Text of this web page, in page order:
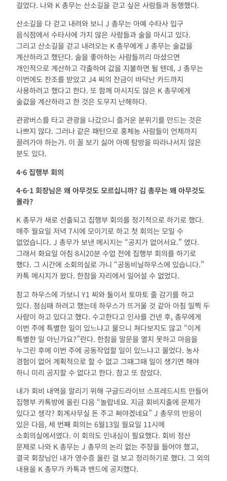
걸었다. 나와 K 총무는 산소길을 걷고 싶은 사람들과 동행했다.
산소길을 다 걷고 내려와 보니 J 총무는 아예 수타사 입구
음식점에서 수타사에 가지 않은 사람들과 술을 마시고 있다.
그리고 산소길을 걷고 내려오는 K 총무에게 J 총무는 술값을
계산하라고 했단다. 술을 좋아하는 사람들끼리 마셨으면
개인적으로 계산하고 갹출하여 값을 지불하면 될 텐데, J 총무는
이번에도 찬조를 받았고 J4 씨의 잔금이 바닥난 카드까지
사용하려고 했다고 한다. 또 함께 마시지도 않은 K 총무에게
술값을 계산하라고 한 것은 도무지 난해하다.
관광버스를 타고 관광을 나갔으니 즐거운 분위기를 만드는 것은
나쁘지 않다. 그러나 같은 패턴으로 홍체농 사람들이 언제까지
끌려가야 하는가. 이 꼴 보기 싫어 아예 탐방을 따라나서지 않은
분도 있다.
4-6 집행부 회의
4-6-1회장님은 왜 아무것도 모르십니까?김 총무는 왜 아무것도
몰라?
K 총무가 새로 선출되고 집행부 회의를 정기적으로 하기로 했다.
매주 월요일 저녁 7시에 모이기로 하고 첫 회의는 모일 수
없었습니다. J 총무가 보낸 메시지는 “공지가 없어서요.” 였다.
그래서 화요일 아침 8시20분 수업 전에 집행부 회의를 하기로
했다. 그 시간에 소회의실로 가니 “공동비닐하우스에 있습니다.”
카톡 메시지가 왔다. 한참을 자리에서 일어설 수 없었다.
참고 하우스에 가보니 Y1 씨와 둘이서 토마토 줄 감기를 하고
있다. 점심때 하려고 했는데 하우스가 뜨거울 것 같아 아침 일찍 두
사람이 하고 있다고 했다. 수고한다고 인사를 건넨 후, 총무에게
이번 주에 특별한 일이 있느냐고 물으니 쳐다보지도 않고 “이게
특별한 일 아닌가요?”란다. 한참을 말문을 열지 못하고 마음을
누그린 후에 이번 주에 공동작업할 일이 있느냐고 물었다. 농사
경험이 없어 계획적으로 할 수 없고 그때그때 일이 생기면 해야
하니 미리 공지할 수 없다고 한다. 참고 또 참았다.
내가 회비 내역을 알리기 위해 구글드라이브 스프레드시트 만들어
집행부 카톡방에 올린 다음 “놀랍네요. 지금 회비지출에 문제가
있다고 생각? 회계사무실 돈 주고 써야겠네요” J 총무의 반응이
있은 다음, 세 번째 회의는 6월13일 월요일 11시에
소회의실에서였다. 이 회의도 인내심이 필요했다. 회비 정산
문제로 나와 K 총무는 J 총무의 논리 없는 주장을 들어야 했고,
결국 회장님인 내가 영수증 올린 걸 보고 정리하기로 했다. 그 외의
내용을 K 총무가 카톡과 밴드에 공지했다.